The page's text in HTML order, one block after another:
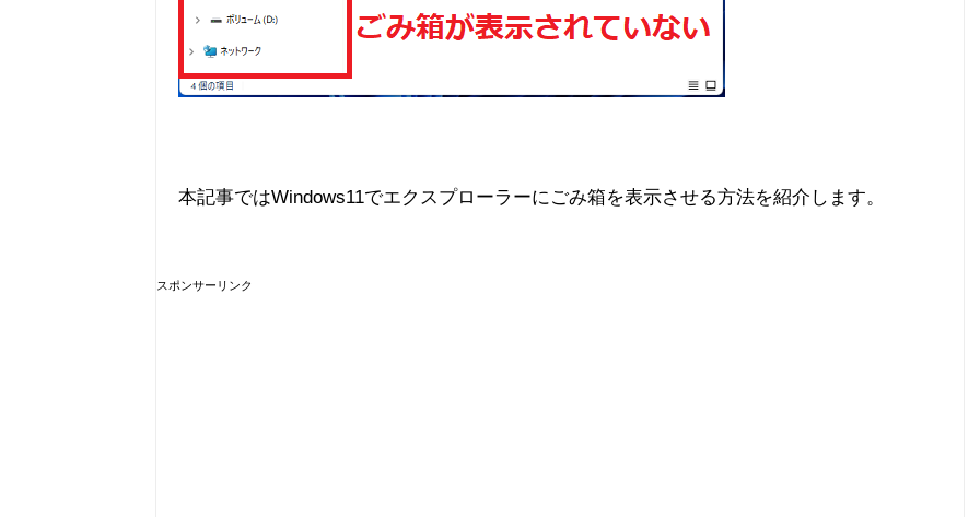
本記事ではWindows11でエクスプローラーにごみ箱を表示させる方法を紹介します。
スポンサーリンク